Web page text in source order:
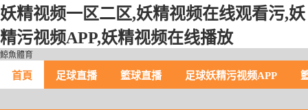
妖精视频一区二区,妖精视频在线观看污,妖
精污视频APP,妖精视频在线播放
鯨魚體育
首頁 足球直播 籃球直播 足球妖精污视频APP